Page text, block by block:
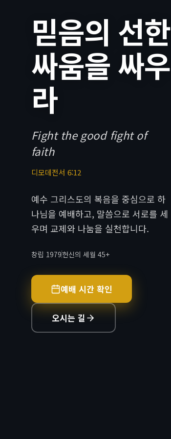
믿음의 선한
싸움을 싸우
라
Fight the good fight of
faith
디모데전서 6:12
예수 그리스도의 복음을 중심으로 하
나님을 예배하고, 말씀으로 서로를 세
우며 교제와 나눔을 실천합니다.
창립 1979헌신의 세월 45+
예배 시간 확인
오시는 길